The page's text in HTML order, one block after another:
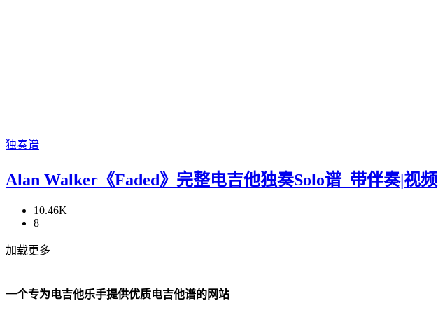
独奏谱
Alan Walker《Faded》完整电吉他独奏Solo谱_带伴奏|视频
10.46K
8
加载更多
一个专为电吉他乐手提供优质电吉他谱的网站